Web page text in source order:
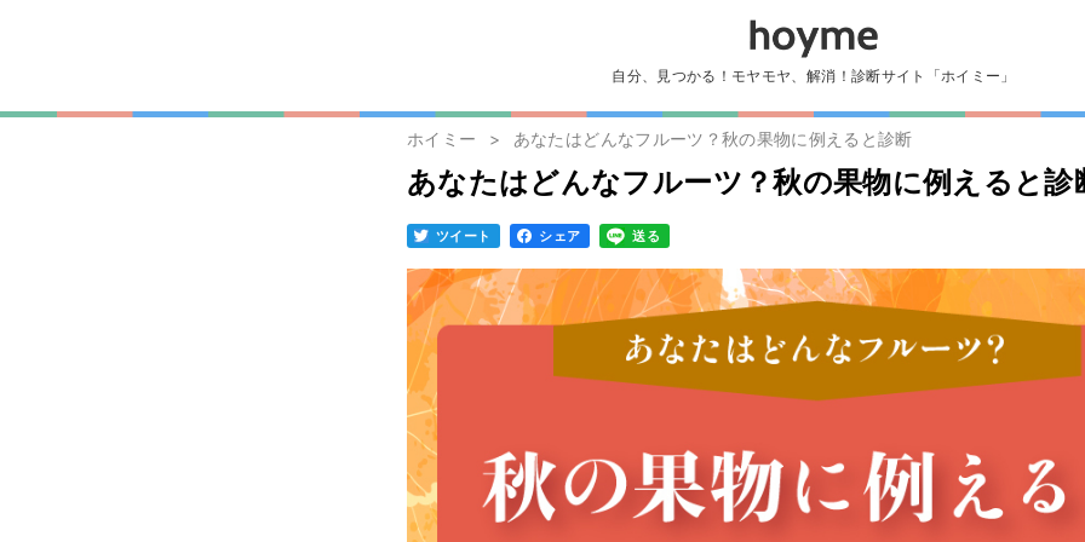
自分、見つかる！モヤモヤ、解消！診断サイト「ホイミー」
ホイミー あなたはどんなフルーツ？秋の果物に例えると診断
あなたはどんなフルーツ？秋の果物に例えると診
ツイート シェア 送る